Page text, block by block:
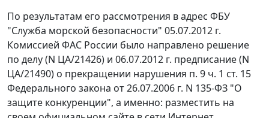
По результатам его рассмотрения в адрес ФБУ
"Служба морской безопасности" 05.07.2012 г.
Комиссией ФАС России было направлено решение
по делу (N ЦА/21426) и 06.07.2012 г. предписание (N
ЦА/21490) о прекращении нарушения п. 9 ч. 1 ст. 15
Федерального закона от 26.07.2006 г. N 135-ФЗ "О
защите конкуренции", а именно: разместить на